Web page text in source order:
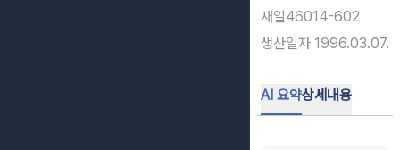
재일46014-602
생산일자 1996.03.07.
AI 요약상세내용